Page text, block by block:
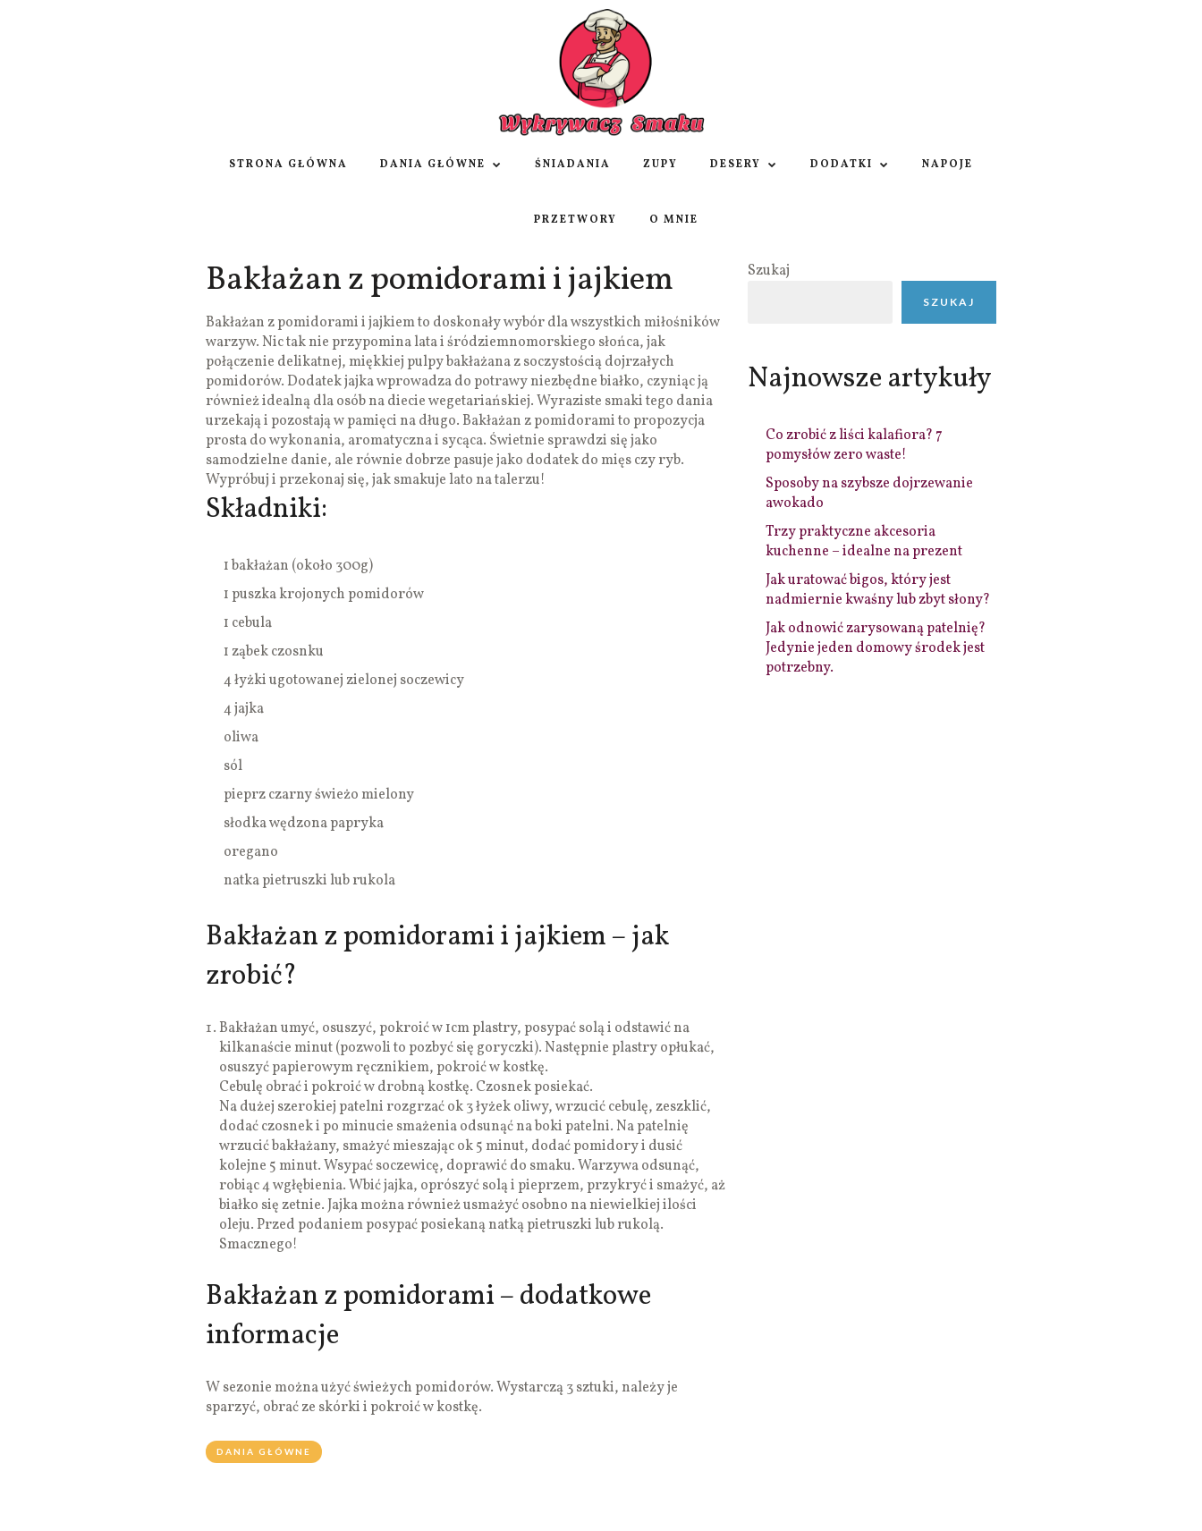
STRONA GŁÓWNA DANIA GŁÓWNE ŚNIADANIA ZUPY DESERY DODATKI NAPOJE
PRZETWORY O MNIE
Bakłażan z pomidorami i jajkiem
Bakłażan z pomidorami i jajkiem to doskonały wybór dla wszystkich miłośników
warzyw. Nic tak nie przypomina lata i śródziemnomorskiego słońca, jak
połączenie delikatnej, miękkiej pulpy bakłażana z soczystością dojrzałych
pomidorów. Dodatek jajka wprowadza do potrawy niezbędne białko, czyniąc ją
również idealną dla osób na diecie wegetariańskiej. Wyraziste smaki tego dania
urzekają i pozostają w pamięci na długo. Bakłażan z pomidorami to propozycja
prosta do wykonania, aromatyczna i sycąca. Świetnie sprawdzi się jako
samodzielne danie, ale równie dobrze pasuje jako dodatek do mięs czy ryb.
Wypróbuj i przekonaj się, jak smakuje lato na talerzu!
Składniki:
1 bakłażan (około 300g)
1 puszka krojonych pomidorów
1 cebula
1 ząbek czosnku
4 łyżki ugotowanej zielonej soczewicy
4 jajka
oliwa
sól
pieprz czarny świeżo mielony
słodka wędzona papryka
oregano
natka pietruszki lub rukola
Bakłażan z pomidorami i jajkiem – jak
zrobić?
Bakłażan umyć, osuszyć, pokroić w 1cm plastry, posypać solą i odstawić na
kilkanaście minut (pozwoli to pozbyć się goryczki). Następnie plastry opłukać,
osuszyć papierowym ręcznikiem, pokroić w kostkę.
Cebulę obrać i pokroić w drobną kostkę. Czosnek posiekać.
Na dużej szerokiej patelni rozgrzać ok 3 łyżek oliwy, wrzucić cebulę, zeszklić,
dodać czosnek i po minucie smażenia odsunąć na boki patelni. Na patelnię
wrzucić bakłażany, smażyć mieszając ok 5 minut, dodać pomidory i dusić
kolejne 5 minut. Wsypać soczewicę, doprawić do smaku. Warzywa odsunąć,
robiąc 4 wgłębienia. Wbić jajka, oprószyć solą i pieprzem, przykryć i smażyć, aż
białko się zetnie. Jajka można również usmażyć osobno na niewielkiej ilości
oleju. Przed podaniem posypać posiekaną natką pietruszki lub rukolą.
Smacznego!
Bakłażan z pomidorami – dodatkowe
informacje
W sezonie można użyć świeżych pomidorów. Wystarczą 3 sztuki, należy je
sparzyć, obrać ze skórki i pokroić w kostkę.
DANIA GŁÓWNE
Szukaj
SZUKAJ
Najnowsze artykuły
Co zrobić z liści kalafiora? 7
pomysłów zero waste!
Sposoby na szybsze dojrzewanie
awokado
Trzy praktyczne akcesoria
kuchenne – idealne na prezent
Jak uratować bigos, który jest
nadmiernie kwaśny lub zbyt słony?
Jak odnowić zarysowaną patelnię?
Jedynie jeden domowy środek jest
potrzebny.